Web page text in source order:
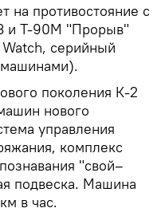
на противостояние с
и Т-90М "Прорыв"
серийный
поколения К-2
нового
управления
комплекс
"свой–
подвеска. Машина
в час.